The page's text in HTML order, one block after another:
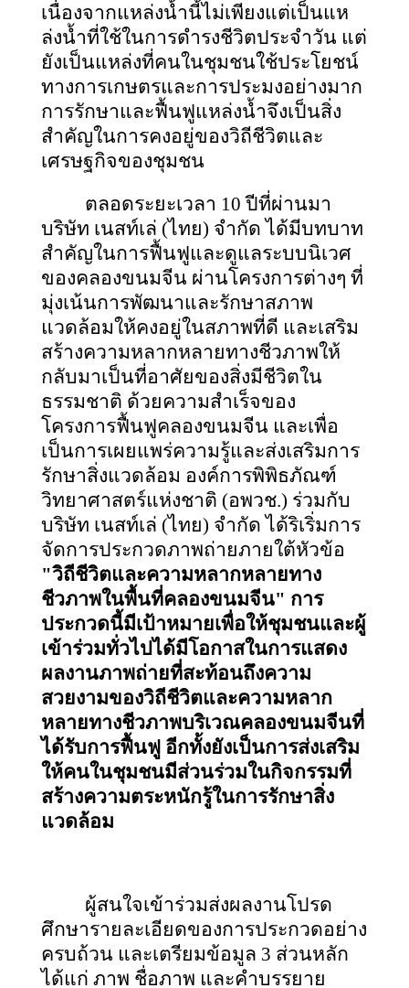
เนื่องจากแหล่งนํ้านี้ไม่เพียงแต่เป็นแห
ล่งนํ้าที่ใช้ในการดำรงชีวิตประจำวัน แต่
ยังเป็นแหล่งที่คนในชุมชนใช้ประโยชน์
ทางการเกษตรและการประมงอย่างมาก
การรักษาและฟื้นฟูแหล่งนํ้าจึงเป็นสิ่ง
สำคัญในการคงอยู่ของวิถีชีวิตและ
เศรษฐกิจของชุมชน
ตลอดระยะเวลา 10 ปีที่ผ่านมา
บริษัท เนสท์เล่ (ไทย) จำกัด ได้มีบทบาท
สำคัญในการฟื้นฟูและดูแลระบบนิเวศ
ของคลองขนมจีน ผ่านโครงการต่างๆ ที่
มุ่งเน้นการพัฒนาและรักษาสภาพ
แวดล้อมให้คงอยู่ในสภาพที่ดี และเสริม
สร้างความหลากหลายทางชีวภาพให้
กลับมาเป็นที่อาศัยของสิ่งมีชีวิตใน
ธรรมชาติ ด้วยความสำเร็จของ
โครงการฟื้นฟูคลองขนมจีน และเพื่อ
เป็นการเผยแพร่ความรู้และส่งเสริมการ
รักษาสิ่งแวดล้อม องค์การพิพิธภัณฑ์
วิทยาศาสตร์แห่งชาติ (อพวช.) ร่วมกับ
บริษัท เนสท์เล่ (ไทย) จำกัด ได้ริเริ่มการ
จัดการประกวดภาพถ่ายภายใต้หัวข้อ
"วิถีชีวิตและความหลากหลายทาง
ชีวภาพในพื้นที่คลองขนมจีน" การ
ประกวดนี้มีเป้าหมายเพื่อให้ชุมชนและผู้
เข้าร่วมทั่วไปได้มีโอกาสในการแสดง
ผลงานภาพถ่ายที่สะท้อนถึงความ
สวยงามของวิถีชีวิตและความหลาก
หลายทางชีวภาพบริเวณคลองขนมจีนที่
ได้รับการฟื้นฟู อีกทั้งยังเป็นการส่งเสริม
ให้คนในชุมชนมีส่วนร่วมในกิจกรรมที่
สร้างความตระหนักรู้ในการรักษาสิ่ง
แวดล้อม
ผู้สนใจเข้าร่วมส่งผลงานโปรด
ศึกษารายละเอียดของการประกวดอย่าง
ครบถ้วน และเตรียมข้อมูล 3 ส่วนหลัก
ได้แก่ ภาพ ชื่อภาพ และคำบรรยาย